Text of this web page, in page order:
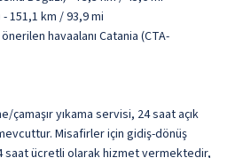
151,1 km / 93,9 mi
havaalanı Catania (CTA-
yıkama servisi, 24 saat açık
Misafirler için gidiş-dönüş
saat ücretli olarak hizmet vermektedir,